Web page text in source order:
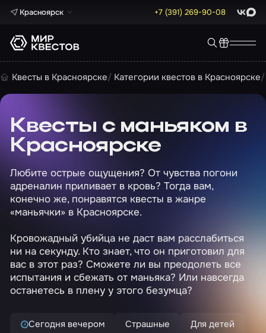
Красноярск +7 (391) 269-90-08 Max
Квесты в Красноярске Категории квестов в Красноярске
Квесты с маньяком в
Красноярске
Любите острые ощущения? От чувства погони
адреналин приливает в кровь? Тогда вам,
конечно же, понравятся квесты в жанре
«маньячки» в Красноярске.
Кровожадный убийца не даст вам расслабиться
ни на секунду. Кто знает, что он приготовил для
вас в этот раз? Сможете ли вы преодолеть все
испытания и сбежать от маньяка? Или навсегда
останетесь в плену у этого безумца?
Сегодня вечером Страшные
Для детей